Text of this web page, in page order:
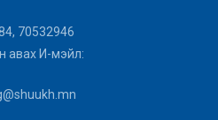
70532946
авах И-мэйл: